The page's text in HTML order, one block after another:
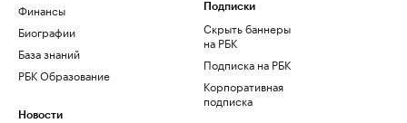
Финансы
Биографии
База знаний
РБК Образование
Новости
Подписки
Скрыть баннеры
на РБК
Подписка на РБК
Корпоративная
подписка